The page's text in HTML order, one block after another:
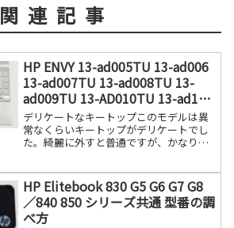
関連記事
HP ENVY 13-ad005TU 13-ad006
13-ad007TU 13-ad008TU 13-
ad009TU 13-AD010TU 13-ad100
13-ad129TU 13-ad130TU のキー
ボード
デリケートなキートップこのモデルは異
常なくらいキートップがデリケートでし
た。綺麗に外すと普通ですが、かなりデ
割れてしまうというデリケートさ。。パ
ンタグラフから外すときに続きを読む
HP Elitebook 830 G5 G6 G7 G8
／840 850 シリーズ共通 型番の調
べ方